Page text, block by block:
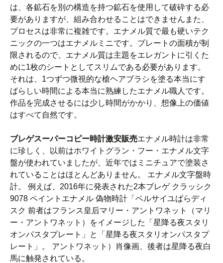
は、各鉱石を別の構造を持つ鉱石を使用して破砕する必
要がありますが、組み合わせることはできませんまた、
プロセスは非常に複雑です。エナメル質で最も硬いテク
ニックの一つはエナメルミニです。プレートの面積が制
限されるので、エナメル質は主題をエレガントに引くた
めに1枚のシートとしてスリムである必要があります。
それは、1つずつ微視的な槍ヘアブラシを塗る本当にす
ばらしい時間による本当に熟練したエナメル職人です。
作品を完成させるには少し時間がかかり、想像上の価値
はすべて自然です。
ブレゲスーパーコピー時計激安販売エナメル時計は非常
に珍しく、以前はホワイトグラン・フー・エナメル文字
盤が使われていましたが、近年ではミニチュアで塗装さ
れていることはほとんどありません。 エナメル文字盤時
計。 例えば、2016年に発表された2本ブレゲ クラッシク
9078 ペイントエナメル 偽物時計「ベルサイユばらディ
スク 前者はフランス皇后マリー・アントワネット（マリ
ー・アントワネット）をイメージした「星降る夜スタリ
オンパスタプレート」と「星降る夜スタリオンパスタプ
レート」。 アントワネット）肖像画、後者は星降る夜白
馬に触発されている。